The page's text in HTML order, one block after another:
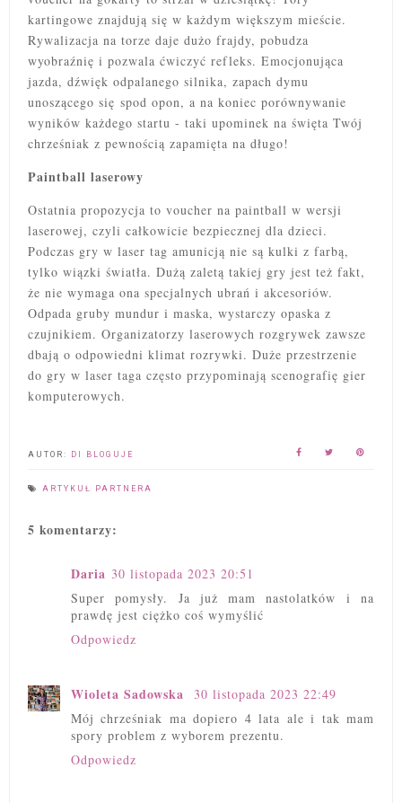
kartingowe znajdują się w każdym większym mieście.
Rywalizacja na torze daje dużo frajdy, pobudza
wyobraźnię i pozwala ćwiczyć refleks. Emocjonująca
jazda, dźwięk odpalanego silnika, zapach dymu
unoszącego się spod opon, a na koniec porównywanie
wyników każdego startu - taki upominek na święta Twój
chrześniak z pewnością zapamięta na długo!
Paintball laserowy
Ostatnia propozycja to voucher na paintball w wersji
laserowej, czyli całkowicie bezpiecznej dla dzieci.
Podczas gry w laser tag amunicją nie są kulki z farbą,
tylko wiązki światła. Dużą zaletą takiej gry jest też fakt,
że nie wymaga ona specjalnych ubrań i akcesoriów.
Odpada gruby mundur i maska, wystarczy opaska z
czujnikiem. Organizatorzy laserowych rozgrywek zawsze
dbają o odpowiedni klimat rozrywki. Duże przestrzenie
do gry w laser taga często przypominają scenografię gier
komputerowych.
AUTOR: DI BLOGUJE
ARTYKUŁ PARTNERA
5 komentarzy:
Daria 30 listopada 2023 20:51
Super pomysły. Ja już mam nastolatków i na
prawdę jest ciężko coś wymyślić
Odpowiedz
Wioleta Sadowska
30 listopada 2023 22:49
Mój chrześniak ma dopiero 4 lata ale i tak mam
spory problem z wyborem prezentu.
Odpowiedz